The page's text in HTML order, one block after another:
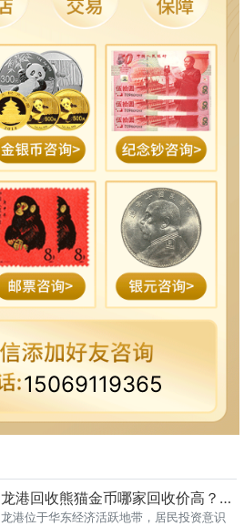
15069119365
龙港回收熊猫金币哪家回收价高？本地榜单
龙港位于华东经济活跃地带，居民投资意识